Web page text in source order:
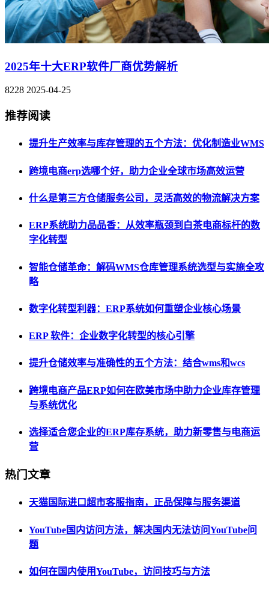
2025年十大ERP软件厂商优势解析
8228 2025-04-25
推荐阅读
提升生产效率与库存管理的五个方法：优化制造业WMS
跨境电商erp选哪个好，助力企业全球市场高效运营
什么是第三方仓储服务公司，灵活高效的物流解决方案
ERP系统助力品品香：从效率瓶颈到白茶电商标杆的数
字化转型
智能仓储革命：解码WMS仓库管理系统选型与实施全攻
略
数字化转型利器：ERP系统如何重塑企业核心场景
ERP 软件：企业数字化转型的核心引擎
提升仓储效率与准确性的五个方法：结合wms和wcs
跨境电商产品ERP如何在欧美市场中助力企业库存管理
与系统优化
选择适合您企业的ERP库存系统，助力新零售与电商运
营
热门文章
天猫国际进口超市客服指南，正品保障与服务渠道
YouTube国内访问方法，解决国内无法访问YouTube问
题
如何在国内使用YouTube，访问技巧与方法